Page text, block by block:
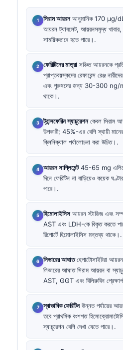
সিরাম আয়রনআনুমানিক 170 µg/
আয়রন ট্যাবলেট, আয়রনসমৃদ্ধ খাবার,
সাময়িকভাবে হতে পারে।.
ফেরিটিনের মাত্রা সঞ্চিত আয়রনকে
প্রাপ্তবয়স্কদের রেফারেন্স রেঞ্জ
এবং পুরুষদের জন্য 30-300 ng/
থাকে।.
ট্রান্সফেরিন স্যাচুরেশনকেবল সিরাম
উপকারী; 45%-এর বেশি স্থায়ী
ক্লিনিক্যাল পর্যালোচনা করা উচিত।.
আয়রন সাপ্লিমেন্ট45-65 mg
দিনে ফেরিটিন না বাড়িয়েও কয়েক
পারে।.
হিমোলাইসিসআয়রন স্টাডিজ এবং
AST এবং LDH-কে বিকৃত করতে
রিপোর্টে হিমোলাইসিস মন্তব্য থাকে।.
লিভারের আঘাতহেপাটোসাইটরা
লিভারের আঘাত সিরাম আয়রন বা
AST, GGT এবং বিলিরুবিন
স্বাভাবিক ফেরিটিনউন্নত পর্যায়ের
তবে প্রাথমিক বংশগত
স্যাচুরেশন বেশি দেখা যেতে পারে।.